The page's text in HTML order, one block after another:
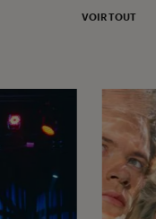
VOIR TOUT